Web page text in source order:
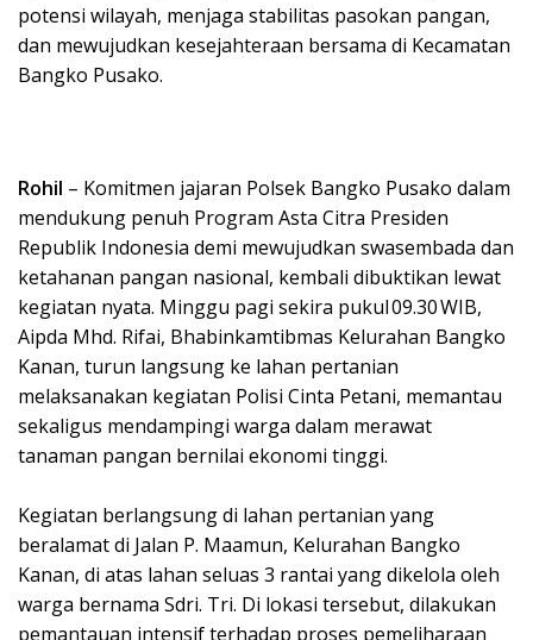
potensi wilayah, menjaga stabilitas pasokan pangan,
dan mewujudkan kesejahteraan bersama di Kecamatan
Bangko Pusako.
Rohil – Komitmen jajaran Polsek Bangko Pusako dalam
mendukung penuh Program Asta Citra Presiden
Republik Indonesia demi mewujudkan swasembada dan
ketahanan pangan nasional, kembali dibuktikan lewat
kegiatan nyata. Minggu pagi sekira pukul 09.30 WIB,
Aipda Mhd. Rifai, Bhabinkamtibmas Kelurahan Bangko
Kanan, turun langsung ke lahan pertanian
melaksanakan kegiatan Polisi Cinta Petani, memantau
sekaligus mendampingi warga dalam merawat
tanaman pangan bernilai ekonomi tinggi.
Kegiatan berlangsung di lahan pertanian yang
beralamat di Jalan P. Maamun, Kelurahan Bangko
Kanan, di atas lahan seluas 3 rantai yang dikelola oleh
warga bernama Sdri. Tri. Di lokasi tersebut, dilakukan
pemantauan intensif terhadap proses pemeliharaan